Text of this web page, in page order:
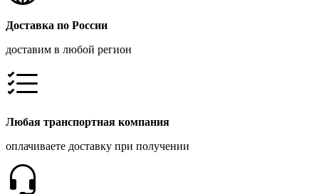
Доставка по России
доставим в любой регион
Любая транспортная компания
оплачиваете доставку при получении